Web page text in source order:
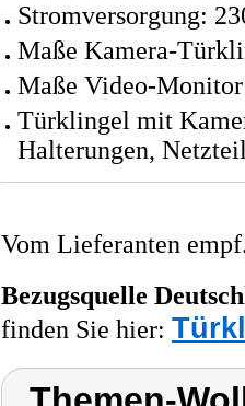
Stromversorgung:
Maße Kamera-
Maße Video-
Türklingel mit
Halterungen,
Vom Lieferanten
Bezugsquelle
finden Sie hier: